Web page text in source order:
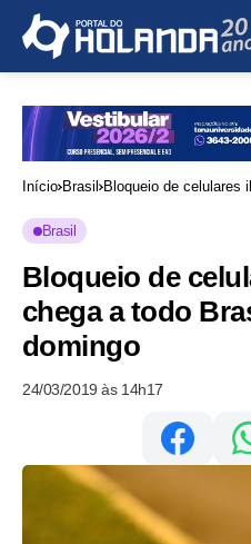
Início Brasil
Bloqueio de celulares
Brasil
Bloqueio de
chega a todo
domingo
24/03/2019 às 14h17